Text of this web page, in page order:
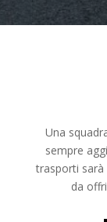
Una
sempre
trasporti
da